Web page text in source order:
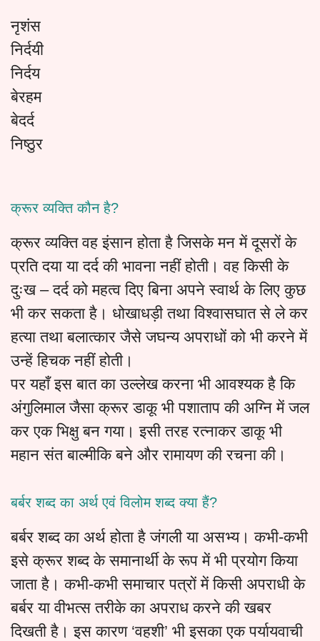
नृशंस
निर्दयी
निर्दय
बेरहम
बेदर्द
निष्ठुर
क्रूर व्यक्ति कौन है?
क्रूर व्यक्ति वह इंसान होता है जिसके मन में दूसरों के
प्रति दया या दर्द की भावना नहीं होती। वह किसी के
दुःख – दर्द को महत्व दिए बिना अपने स्वार्थ के लिए कुछ
भी कर सकता है। धोखाधड़ी तथा विश्वासघात से ले कर
हत्या तथा बलात्कार जैसे जघन्य अपराधों को भी करने में
उन्हें हिचक नहीं होती।
पर यहाँ इस बात का उल्लेख करना भी आवश्यक है कि
अंगुलिमाल जैसा क्रूर डाकू भी पशाताप की अग्नि में जल
कर एक भिक्षु बन गया। इसी तरह रत्नाकर डाकू भी
महान संत बाल्मीकि बने और रामायण की रचना की।
बर्बर शब्द का अर्थ एवं विलोम शब्द क्या हैं?
बर्बर शब्द का अर्थ होता है जंगली या असभ्य। कभी-कभी
इसे क्रूर शब्द के समानार्थी के रूप में भी प्रयोग किया
जाता है। कभी-कभी समाचार पत्रों में किसी अपराधी के
बर्बर या वीभत्स तरीके का अपराध करने की खबर
दिखती है। इस कारण ‘वहशी’ भी इसका एक पर्यायवाची